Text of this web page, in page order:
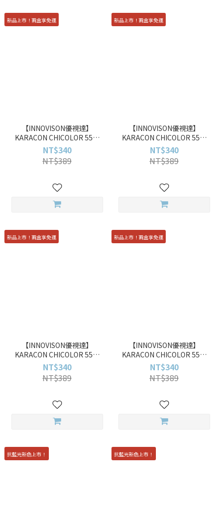
新品上市！兩盒享免運
【INNOVISON優視達】
KARACON CHICOLOR 55%
#44 月光灰 Moonlit Gray
10pcs 彩色日拋
NT$340
NT$389
新品上市！兩盒享免運
【INNOVISON優視達】
KARACON CHICOLOR 55%
#43 暮弦棕 Lunar Brown
10pcs 彩色日拋
NT$340
NT$389
新品上市！兩盒享免運
【INNOVISON優視達】
KARACON CHICOLOR 55%
#42 月影灰 Moony Gray 10pcs
彩色日拋
NT$340
NT$389
新品上市！兩盒享免運
【INNOVISON優視達】
KARACON CHICOLOR 55%
#41 沙暮棕 Saturn Brown
10pcs 彩色日拋
NT$340
NT$389
抗藍光新色上市！ 抗藍光新色上市！